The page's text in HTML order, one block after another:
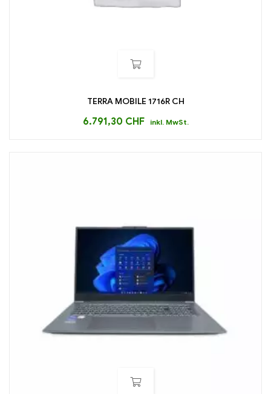
TERRA MOBILE 1716R CH
6.791,30 CHF inkl. MwSt.